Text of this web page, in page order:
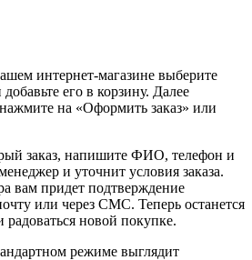
интернет-магазине выберите
его в корзину. Далее
на «Оформить заказ» или
заказ, напишите ФИО, телефон и
и уточнит условия заказа.
вам придет подтверждение
или через СМС. Теперь останется
радоваться новой покупке.
режиме выглядит